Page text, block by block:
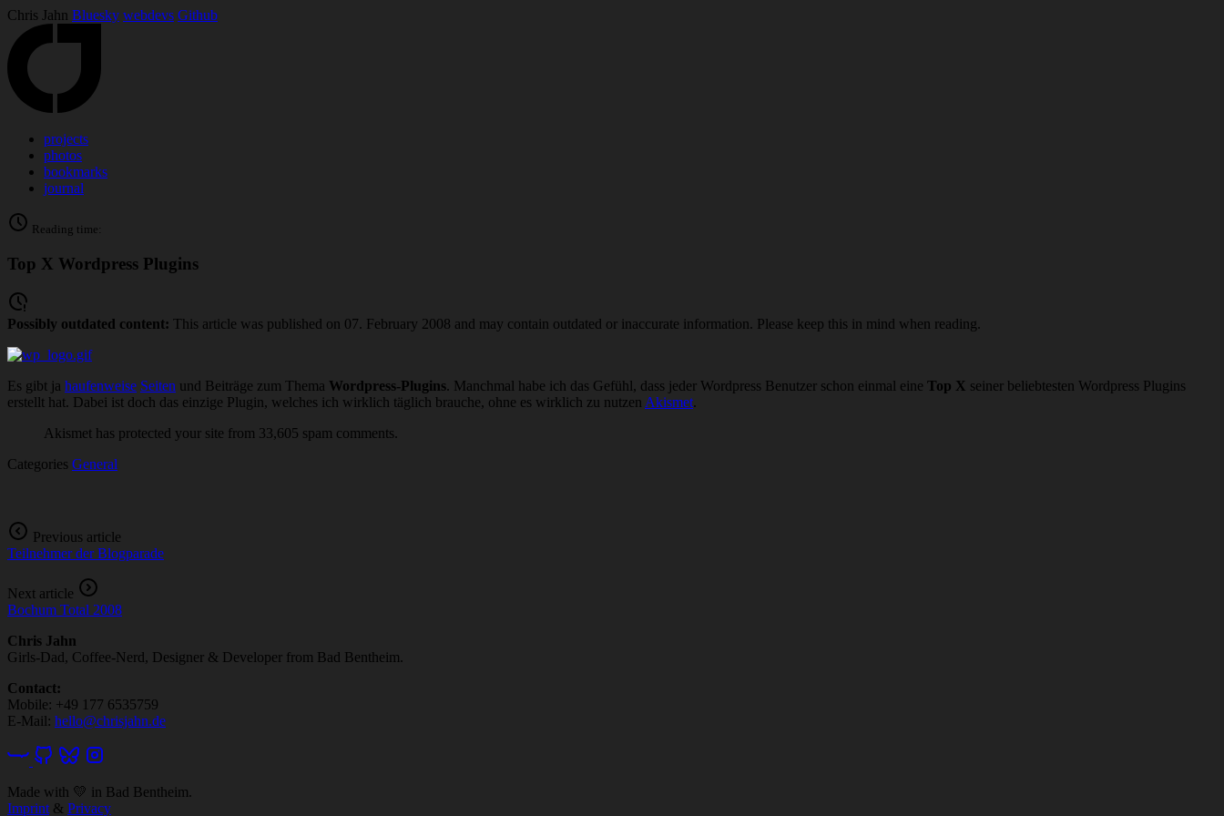
Chris Jahn Bluesky webdevs Github
projects
photos
bookmarks
journal
Reading time:
Top X Wordpress Plugins
Possibly outdated content: This article was published on 07. February 2008 and may contain outdated or inaccurate information. Please keep this in mind when reading.
Es gibt ja haufenweise Seiten und Beiträge zum Thema Wordpress-Plugins. Manchmal habe ich das Gefühl, dass jeder Wordpress Benutzer schon einmal eine Top X seiner beliebtesten Wordpress Plugins
erstellt hat. Dabei ist doch das einzige Plugin, welches ich wirklich täglich brauche, ohne es wirklich zu nutzen Akismet.
Akismet has protected your site from 33,605 spam comments.
Categories General
Previous article
Teilnehmer der Blogparade
Next article
Bochum Total 2008
Chris Jahn
Girls-Dad, Coffee-Nerd, Designer & Developer from Bad Bentheim.
Contact:
Mobile: +49 177 6535759
E-Mail: hello@chrisjahn.de
Made with 💛 in Bad Bentheim.
Imprint& Privacy